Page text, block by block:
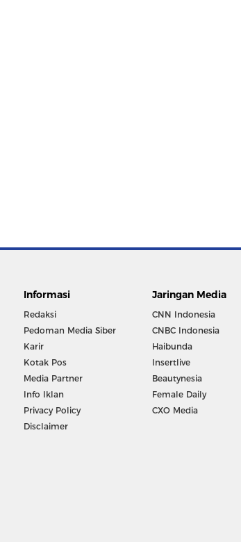
Informasi
Redaksi
Pedoman Media Siber
Karir
Kotak Pos
Media Partner
Info Iklan
Privacy Policy
Disclaimer
Jaringan Media
CNN Indonesia
CNBC Indonesia
Haibunda
Insertlive
Beautynesia
Female Daily
CXO Media